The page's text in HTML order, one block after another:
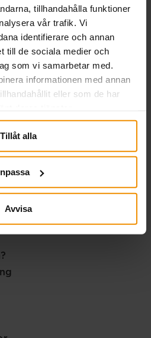
tillhandahålla funktioner
vår trafik. Vi
identifierare och annan
till de sociala medier och
som vi samarbetar med.
informationen med annan
eller som de har
Tillåt alla
Avvisa
Vår telefontid är vardagar